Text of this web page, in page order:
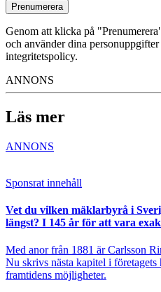
Prenumerera
Genom att klicka på
och använder dina
integritetspolicy.
ANNONS
Läs mer
ANNONS
Sponsrat innehåll
Vet du vilken mäklarbyrå i
längst? I 145 år för att vara
Med anor från 1881 är Carlsson
Nu skrivs nästa kapitel i
framtidens möjligheter.